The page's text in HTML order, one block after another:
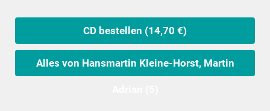
CD bestellen (14,70 €)
Alles von Hansmartin Kleine-Horst, Martin